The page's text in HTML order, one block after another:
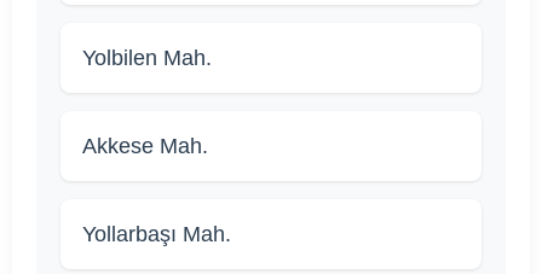
Yolbilen Mah.
Akkese Mah.
Yollarbaşı Mah.